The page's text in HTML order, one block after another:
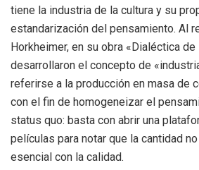
tiene la industria de la cultura y su
estandarización del pensamiento. Al
Horkheimer, en su obra «Dialéctica
desarrollaron el concepto de
referirse a la producción en masa de
con el fin de homogeneizar el
status quo: basta con abrir una
películas para notar que la cantidad
esencial con la calidad.